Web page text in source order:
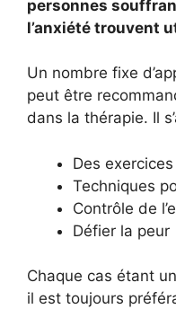
personnes
l’anxiété trouvent
Un nombre fixe
peut être
dans la thérapie. Il
Des
Techniques
Contrôle de
Défier la peur
Chaque cas étant
il est toujours